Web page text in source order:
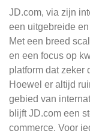
JD.com, via zijn
een uitgebreide
Met een breed
en een focus op
platform dat zeker
Hoewel er altijd
gebied van
blijft JD.com een
commerce. Voor